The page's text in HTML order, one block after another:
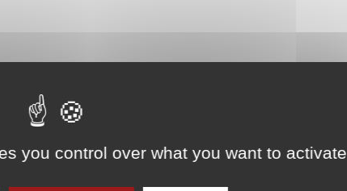
you control over what you want to activate